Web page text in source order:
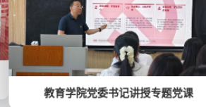
教育学院党委书记讲授专题党课